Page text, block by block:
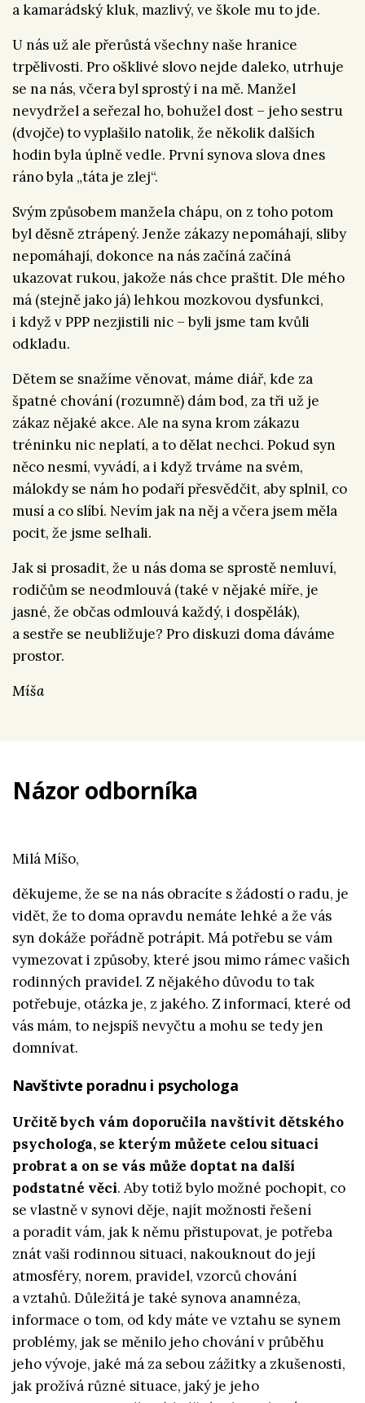
a kamarádský kluk, mazlivý, ve škole mu to jde.
U nás už ale přerůstá všechny naše hranice
trpělivosti. Pro ošklivé slovo nejde daleko, utrhuje
se na nás, včera byl sprostý i na mě. Manžel
nevydržel a seřezal ho, bohužel dost – jeho sestru
(dvojče) to vyplašilo natolik, že několik dalších
hodin byla úplně vedle. První synova slova dnes
ráno byla „táta je zlej“.
Svým způsobem manžela chápu, on z toho potom
byl děsně ztrápený. Jenže zákazy nepomáhají, sliby
nepomáhají, dokonce na nás začíná začíná
ukazovat rukou, jakože nás chce praštit. Dle mého
má (stejně jako já) lehkou mozkovou dysfunkci,
i když v PPP nezjistili nic – byli jsme tam kvůli
odkladu.
Dětem se snažíme věnovat, máme diář, kde za
špatné chování (rozumně) dám bod, za tři už je
zákaz nějaké akce. Ale na syna krom zákazu
tréninku nic neplatí, a to dělat nechci. Pokud syn
něco nesmí, vyvádí, a i když trváme na svém,
málokdy se nám ho podaří přesvědčit, aby splnil, co
musí a co slíbí. Nevím jak na něj a včera jsem měla
pocit, že jsme selhali.
Jak si prosadit, že u nás doma se sprostě nemluví,
rodičům se neodmlouvá (také v nějaké míře, je
jasné, že občas odmlouvá každý, i dospělák),
a sestře se neubližuje? Pro diskuzi doma dáváme
prostor.
Míša
Názor odborníka
Milá Míšo,
děkujeme, že se na nás obracíte s žádostí o radu, je
vidět, že to doma opravdu nemáte lehké a že vás
syn dokáže pořádně potrápit. Má potřebu se vám
vymezovat i způsoby, které jsou mimo rámec vašich
rodinných pravidel. Z nějakého důvodu to tak
potřebuje, otázka je, z jakého. Z informací, které od
vás mám, to nejspíš nevyčtu a mohu se tedy jen
domnívat.
Navštivte poradnu i psychologa
Určitě bych vám doporučila navštívit dětského
psychologa, se kterým můžete celou situaci
probrat a on se vás může doptat na další
podstatné věci. Aby totiž bylo možné pochopit, co
se vlastně v synovi děje, najít možnosti řešení
a poradit vám, jak k němu přistupovat, je potřeba
znát vaši rodinnou situaci, nakouknout do její
atmosféry, norem, pravidel, vzorců chování
a vztahů. Důležitá je také synova anamnéza,
informace o tom, od kdy máte ve vztahu se synem
problémy, jak se měnilo jeho chování v průběhu
jeho vývoje, jaké má za sebou zážitky a zkušenosti,
jak prožívá různé situace, jaký je jeho